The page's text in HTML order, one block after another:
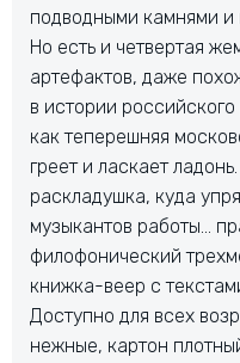
подводными камнями
Но есть и четвертая
артефактов, даже
в истории
как теперешняя
греет и ласкает
раскладушка, куда
музыкантов работы…
филофонический
книжка-веер с
Доступно для всех
нежные, картон